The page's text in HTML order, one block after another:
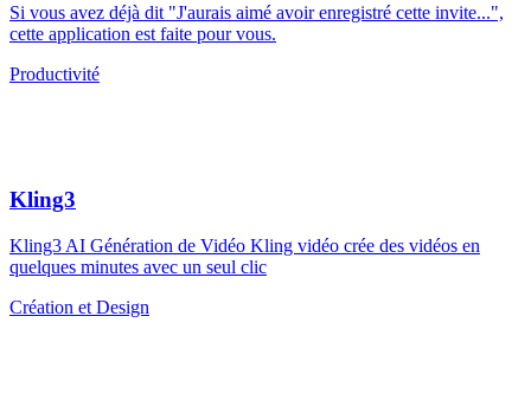
Si vous avez déjà dit "J'aurais aimé avoir enregistré cette invite...",
cette application est faite pour vous.
Productivité
Kling3
Kling3 AI Génération de Vidéo Kling vidéo crée des vidéos en
quelques minutes avec un seul clic
Création et Design